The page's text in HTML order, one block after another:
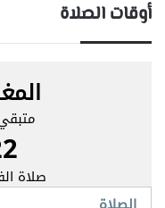
أوقات الصلاة